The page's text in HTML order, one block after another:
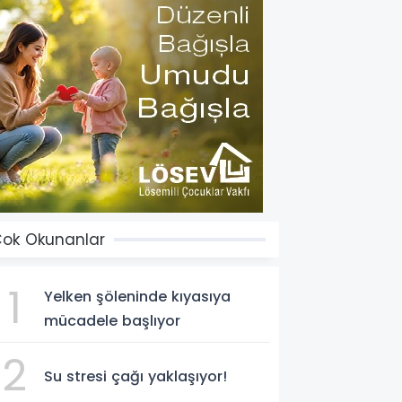
Okunanlar
1
Yelken şöleninde kıyasıya
mücadele başlıyor
2 Su stresi çağı yaklaşıyor!